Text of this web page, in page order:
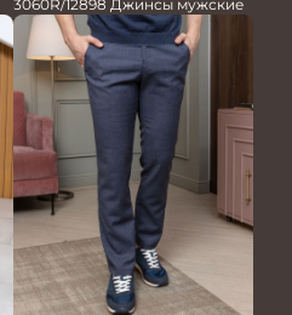
3060R/12898 Джинсы мужские